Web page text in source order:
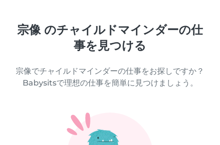
宗像 のチャイルドマインダーの仕
事を見つける
宗像でチャイルドマインダーの仕事をお探しですか？
Babysitsで理想の仕事を簡単に見つけましょう。